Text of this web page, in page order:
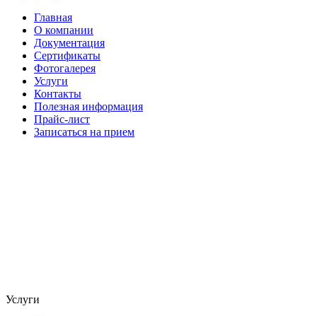
Главная
О компании
Документация
Сертификаты
Фотогалерея
Услуги
Контакты
Полезная информация
Прайс-лист
Записаться на прием
Услуги